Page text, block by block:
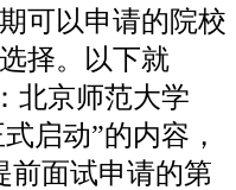
可以申请的院校
择。以下就
北京师范大学
启动”的内容，
前面试申请的第